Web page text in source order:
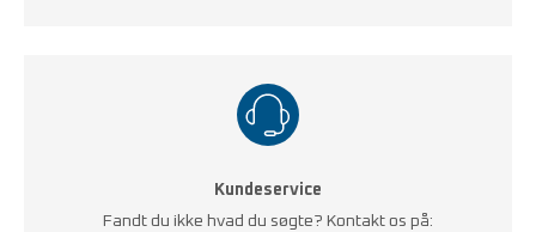
Kundeservice
Fandt du ikke hvad du søgte? Kontakt os på: